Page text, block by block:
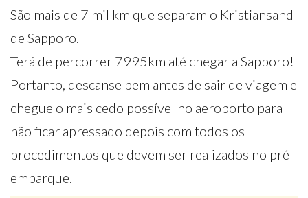
São mais de 7 mil km que separam o Kristiansand
de Sapporo.
Terá de percorrer 7995km até chegar a Sapporo!
Portanto, descanse bem antes de sair de viagem e
chegue o mais cedo possível no aeroporto para
não ficar apressado depois com todos os
procedimentos que devem ser realizados no pré
embarque.